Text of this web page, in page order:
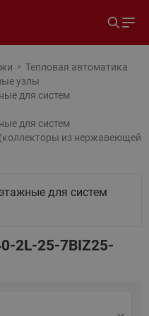
Тепловая автоматика
узлы
для систем
для систем
из нержавеющей
для систем
2L-25-7BIZ25-